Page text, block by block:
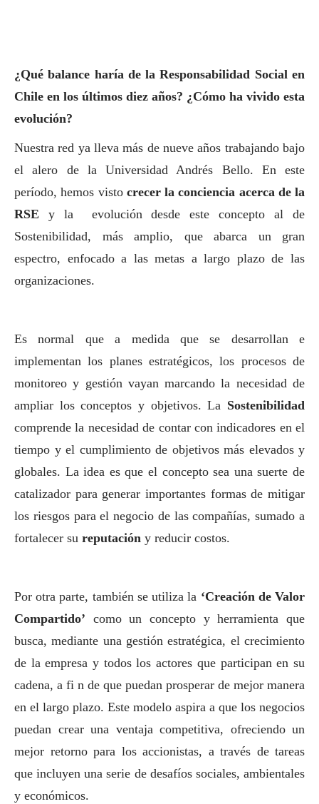
¿Qué balance haría de la Responsabilidad Socialen
Chile en los últimos diez años? ¿Cómo ha vivido esta
evolución?
Nuestra red ya lleva más de nueve años trabajando bajo
el alero de la Universidad Andrés Bello. En este
período, hemos vistocrecer la conciencia acerca de la
RSE y la evolución desde este concepto al de
Sostenibilidad, más amplio, que abarca un gran
espectro, enfocado a las metas a largo plazo de las
organizaciones.
Es normal que a medida que se desarrollan e
implementan los planes estratégicos, los procesos de
monitoreo y gestión vayan marcando la necesidad de
ampliar los conceptos y objetivos. La Sostenibilidad
comprende la necesidad de contar con indicadores en el
tiempo y el cumplimiento de objetivos más elevados y
globales. La idea es que el concepto sea una suerte de
catalizador para generar importantes formas de mitigar
los riesgos para el negocio de las compañías, sumado a
fortalecer su reputación y reducir costos.
Por otra parte, también se utiliza la ‘Creación de Valor
Compartido’ como un concepto y herramienta que
busca, mediante una gestión estratégica, el crecimiento
de la empresa y todos los actores que participan en su
cadena, a fi n de que puedan prosperar de mejor manera
en el largo plazo. Este modelo aspira a que los negocios
puedan crear una ventaja competitiva, ofreciendo un
mejor retorno para los accionistas, a través de tareas
que incluyen una serie de desafíos sociales, ambientales
y económicos.